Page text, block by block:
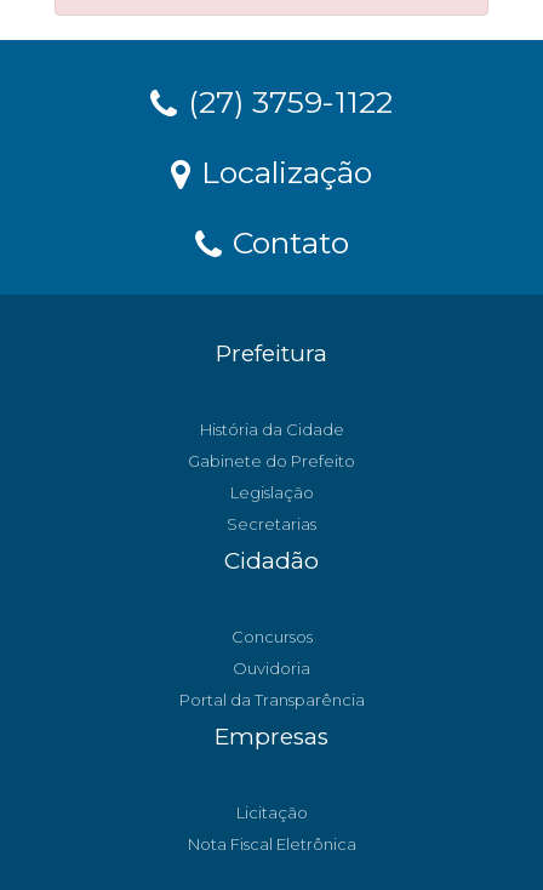
(27) 3759-1122
Localização
Contato
Prefeitura
História da Cidade
Gabinete do Prefeito
Legislação
Secretarias
Cidadão
Concursos
Ouvidoria
Portal da Transparência
Empresas
Licitação
Nota Fiscal Eletrônica